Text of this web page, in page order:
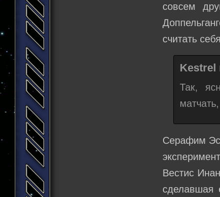
совсем
считать
Kestrel
Так,
Серафим
Вестис
сделавшая